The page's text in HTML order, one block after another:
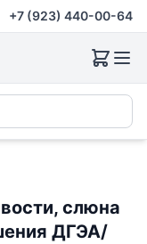
+7 (923) 440-00-64
слюна
ДГЭА/